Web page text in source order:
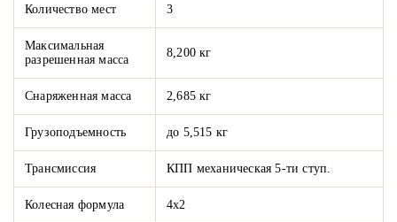
Количество мест 3
Максимальная
разрешенная масса
8,200 кг
Снаряженная масса 2,685 кг
Грузоподъемность до 5,515 кг
Трансмиссия КПП механическая 5-ти ступ.
Колесная формула 4х2